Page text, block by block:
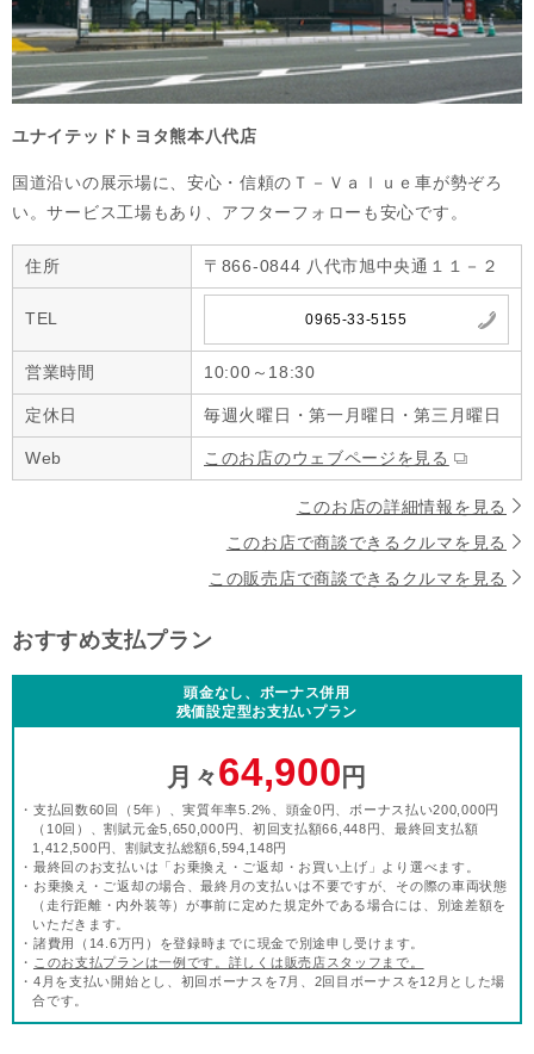
ユナイテッドトヨタ熊本八代店
国道沿いの展示場に、安心・信頼のＴ－Ｖａｌｕｅ車が勢ぞろ
い。サービス工場もあり、アフターフォローも安心です。
住所 〒866-0844 八代市旭中央通１１－２
TEL 0965-33-5155
営業時間 10:00～18:30
定休日 毎週火曜日・第一月曜日・第三月曜日
Web このお店のウェブページを見る
このお店の詳細情報を見る
このお店で商談できるクルマを見る
この販売店で商談できるクルマを見る
おすすめ支払プラン
頭金なし、ボーナス併用
残価設定型お支払いプラン
月々64,900 円
・支払回数60回（5年）、実質年率5.2%、頭金0円、ボーナス払い200,000円
（10回）、割賦元金5,650,000円、初回支払額66,448円、最終回支払額
1,412,500円、割賦支払総額6,594,148円
・最終回のお支払いは「お乗換え・ご返却・お買い上げ」より選べます。
・お乗換え・ご返却の場合、最終月の支払いは不要ですが、その際の車両状態
（走行距離・内外装等）が事前に定めた規定外である場合には、別途差額を
いただきます。
・諸費用（14.6万円）を登録時までに現金で別途申し受けます。
・ このお支払プランは一例です。詳しくは販売店スタッフまで。
・4月を支払い開始とし、初回ボーナスを7月、2回目ボーナスを12月とした場
合です。